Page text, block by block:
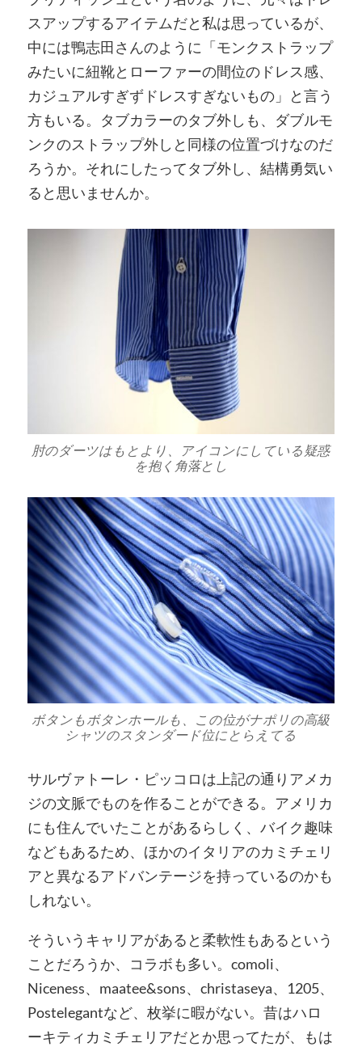
スアップするアイテムだと私は思っているが、
中には鴨志田さんのように「モンクストラップ
みたいに紐靴とローファーの間位のドレス感、
カジュアルすぎずドレスすぎないもの」と言う
方もいる。タブカラーのタブ外しも、ダブルモ
ンクのストラップ外しと同様の位置づけなのだ
ろうか。それにしたってタブ外し、結構勇気い
ると思いませんか。
肘のダーツはもとより、アイコンにしている疑惑
を抱く角落とし
ボタンもボタンホールも、この位がナポリの高級
シャツのスタンダード位にとらえてる
サルヴァトーレ・ピッコロは上記の通りアメカ
ジの文脈でものを作ることができる。アメリカ
にも住んでいたことがあるらしく、バイク趣味
などもあるため、ほかのイタリアのカミチェリ
アと異なるアドバンテージを持っているのかも
しれない。
そういうキャリアがあると柔軟性もあるという
ことだろうか、コラボも多い。comoli、
Niceness、maatee&sons、christaseya、1205、
Postelegantなど、枚挙に暇がない。昔はハロ
ーキティカミチェリアだとか思ってたが、もは